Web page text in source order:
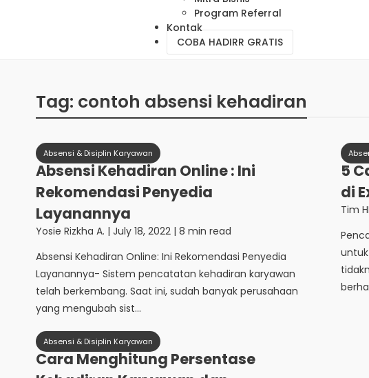
Program Referral
Kontak
COBA HADIRR GRATIS
Tag: contoh absensi kehadiran
Absensi & Disiplin Karyawan
Absensi Kehadiran Online : Ini
Rekomendasi Penyedia
Layanannya
Yosie Rizkha A. | July 18, 2022 | 8 min read
Absensi Kehadiran Online: Ini Rekomendasi Penyedia
Layanannya- Sistem pencatatan kehadiran karyawan
telah berkembang. Saat ini, sudah banyak perusahaan
yang mengubah sist...
5
di
Tim
Absensi & Disiplin Karyawan
Cara Menghitung Persentase